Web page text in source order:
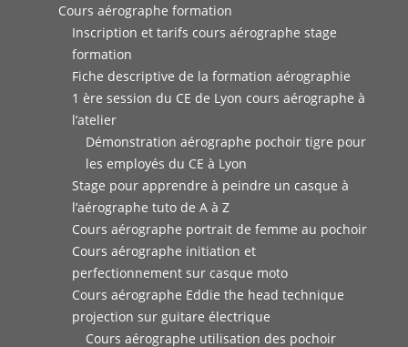
Cours aérographe formation
Inscription et tarifs cours aérographe stage
formation
Fiche descriptive de la formation aérographie
1 ère session du CE de Lyon cours aérographe à
l’atelier
Démonstration aérographe pochoir tigre pour
les employés du CE à Lyon
Stage pour apprendre à peindre un casque à
l’aérographe tuto de A à Z
Cours aérographe portrait de femme au pochoir
Cours aérographe initiation et
perfectionnement sur casque moto
Cours aérographe Eddie the head technique
projection sur guitare électrique
Cours aérographe utilisation des pochoir